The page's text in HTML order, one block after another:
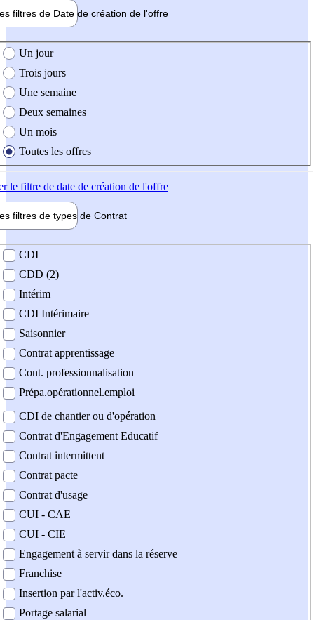
filtres de Date de création de l'offre
création de l'offre
Un jour
Trois jours
Une semaine
Deux semaines
Un mois
Toutes les offres
le filtre de date de création de l'offre
filtres de types de Contrat
contrat
CDI
CDD (2)
Intérim
CDI Intérimaire
Saisonnier
Contrat apprentissage
Cont. professionnalisation
Prépa.opérationnel.emploi
CDI de chantier ou d'opération
Contrat d'Engagement Educatif
Contrat intermittent
Contrat pacte
Contrat d'usage
CUI - CAE
CUI - CIE
Engagement à servir dans la réserve
Franchise
Insertion par l'activ.éco.
Portage salarial